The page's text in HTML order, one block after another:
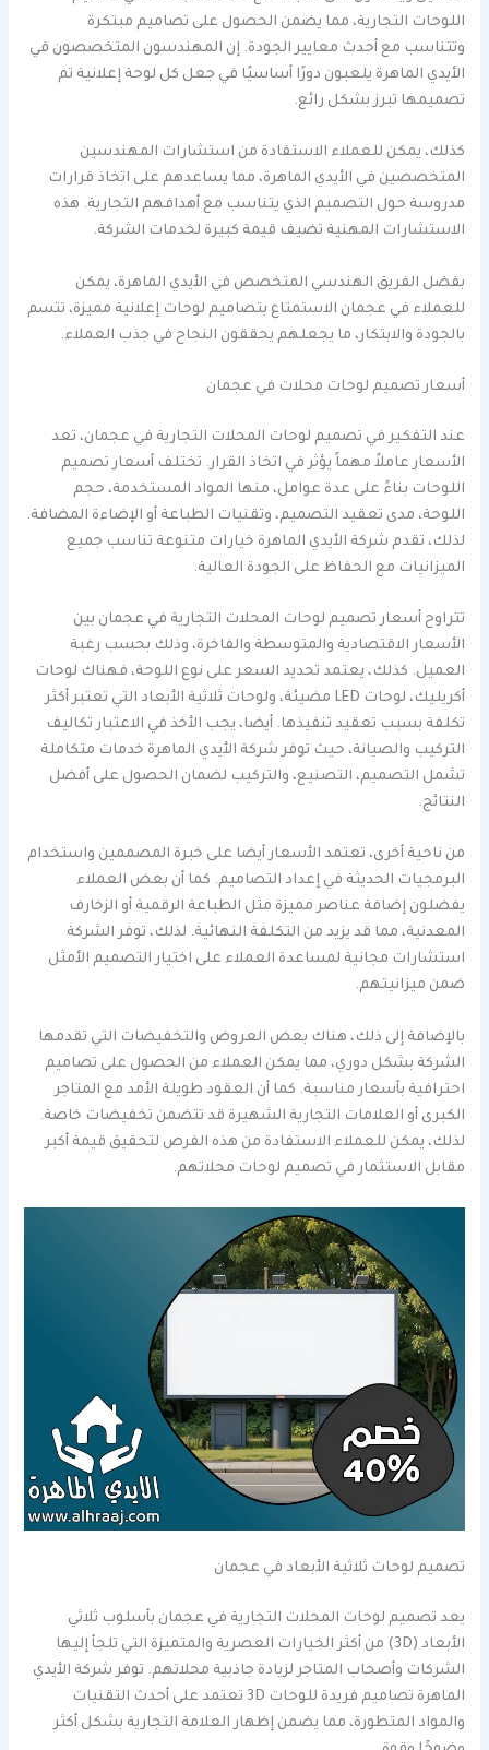
اللوحات التجارية، مما يضمن الحصول على تصاميم مبتكرة
وتتناسب مع أحدث معايير الجودة. إن المهندسون المتخصصون في
الأيدي الماهرة يلعبون دورًا أساسيًا في جعل كل لوحة إعلانية تم
تصميمها تبرز بشكل رائع.
كذلك، يمكن للعملاء الاستفادة من استشارات المهندسين
المتخصصين في الأيدي الماهرة، مما يساعدهم على اتخاذ قرارات
مدروسة حول التصميم الذي يتناسب مع أهدافهم التجارية. هذه
الاستشارات المهنية تضيف قيمة كبيرة لخدمات الشركة.
بفضل الفريق الهندسي المتخصص في الأيدي الماهرة، يمكن
للعملاء في عجمان الاستمتاع بتصاميم لوحات إعلانية مميزة، تتسم
بالجودة والابتكار، ما يجعلهم يحققون النجاح في جذب العملاء.
أسعار تصميم لوحات محلات في عجمان
عند التفكير في تصميم لوحات المحلات التجارية في عجمان، تعد
الأسعار عاملاً مهماً يؤثر في اتخاذ القرار. تختلف أسعار تصميم
اللوحات بناءً على عدة عوامل، منها المواد المستخدمة، حجم
اللوحة، مدى تعقيد التصميم، وتقنيات الطباعة أو الإضاءة المضافة.
لذلك، تقدم شركة الأيدي الماهرة خيارات متنوعة تناسب جميع
الميزانيات مع الحفاظ على الجودة العالية.
تتراوح أسعار تصميم لوحات المحلات التجارية في عجمان بين
الأسعار الاقتصادية والمتوسطة والفاخرة، وذلك بحسب رغبة
العميل. كذلك، يعتمد تحديد السعر على نوع اللوحة، فهناك لوحات
أكريليك، لوحات LED مضيئة، ولوحات ثلاثية الأبعاد التي تعتبر أكثر
تكلفة بسبب تعقيد تنفيذها. أيضا، يجب الأخذ في الاعتبار تكاليف
التركيب والصيانة، حيث توفر شركة الأيدي الماهرة خدمات متكاملة
تشمل التصميم، التصنيع، والتركيب لضمان الحصول على أفضل
النتائج.
من ناحية أخرى، تعتمد الأسعار أيضا على خبرة المصممين واستخدام
البرمجيات الحديثة في إعداد التصاميم. كما أن بعض العملاء
يفضلون إضافة عناصر مميزة مثل الطباعة الرقمية أو الزخارف
المعدنية، مما قد يزيد من التكلفة النهائية. لذلك، توفر الشركة
استشارات مجانية لمساعدة العملاء على اختيار التصميم الأمثل
ضمن ميزانيتهم.
بالإضافة إلى ذلك، هناك بعض العروض والتخفيضات التي تقدمها
الشركة بشكل دوري، مما يمكن العملاء من الحصول على تصاميم
احترافية بأسعار مناسبة. كما أن العقود طويلة الأمد مع المتاجر
الكبرى أو العلامات التجارية الشهيرة قد تتضمن تخفيضات خاصة.
لذلك، يمكن للعملاء الاستفادة من هذه الفرص لتحقيق قيمة أكبر
مقابل الاستثمار في تصميم لوحات محلاتهم.
تصميم لوحات ثلاثية الأبعاد في عجمان
يعد تصميم لوحات المحلات التجارية في عجمان بأسلوب ثلاثي
الأبعاد (3D) من أكثر الخيارات العصرية والمتميزة التي تلجأ إليها
الشركات وأصحاب المتاجر لزيادة جاذبية محلاتهم. توفر شركة الأيدي
الماهرة تصاميم فريدة للوحات 3D تعتمد على أحدث التقنيات
والمواد المتطورة، مما يضمن إظهار العلامة التجارية بشكل أكثر